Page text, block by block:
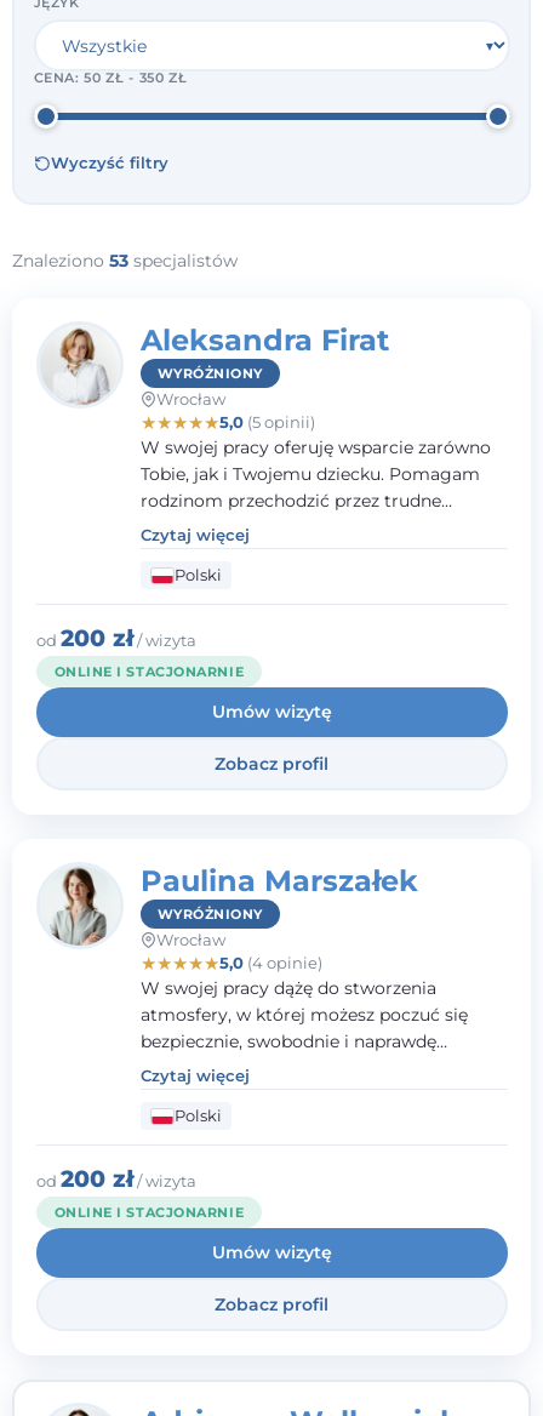
CENA:50 ZŁ - 350 ZŁ
Wyczyść filtry
Znaleziono 53 specjalistów
Aleksandra Firat
WYRÓŻNIONY
Wrocław
★★★★★5,0(5 opinii)
W swojej pracy oferuję wsparcie zarówno
Tobie, jak i Twojemu dziecku. Pomagam
rodzinom przechodzić przez trudne
momenty, opierając współpracę na
wzajemnym zaufaniu i otwartej
komunikacji. Posiadam doświadczenie w
pracy z dziećmi i młodzieżą mierzącymi się
z różnorodnymi trudnościami
emocjonalnymi oraz rozwojowymi.
Czytaj więcej
Polski
od 200 zł/ wizyta
ONLINE I STACJONARNIE
Umów wizytę
Zobacz profil
Paulina Marszałek
WYRÓŻNIONY
Wrocław
★★★★★5,0(4 opinie)
W swojej pracy dążę do stworzenia
atmosfery, w której możesz poczuć się
bezpiecznie, swobodnie i naprawdę
wysłuchany(-a). Zależy mi na
towarzyszeniu Ci w drodze do większego
dobrostanu, lepszego poznania siebie oraz
budowania wartościowych i
satysfakcjonujących relacji - zarówno z
innymi, jak i z samym sobą. Możliwość
bycia częścią tego procesu traktuję jako
duże wyróżnienie.
Czytaj więcej
Polski
od 200 zł/ wizyta
ONLINE I STACJONARNIE
Umów wizytę
Zobacz profil